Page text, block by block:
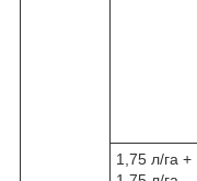
1,75 л/га +